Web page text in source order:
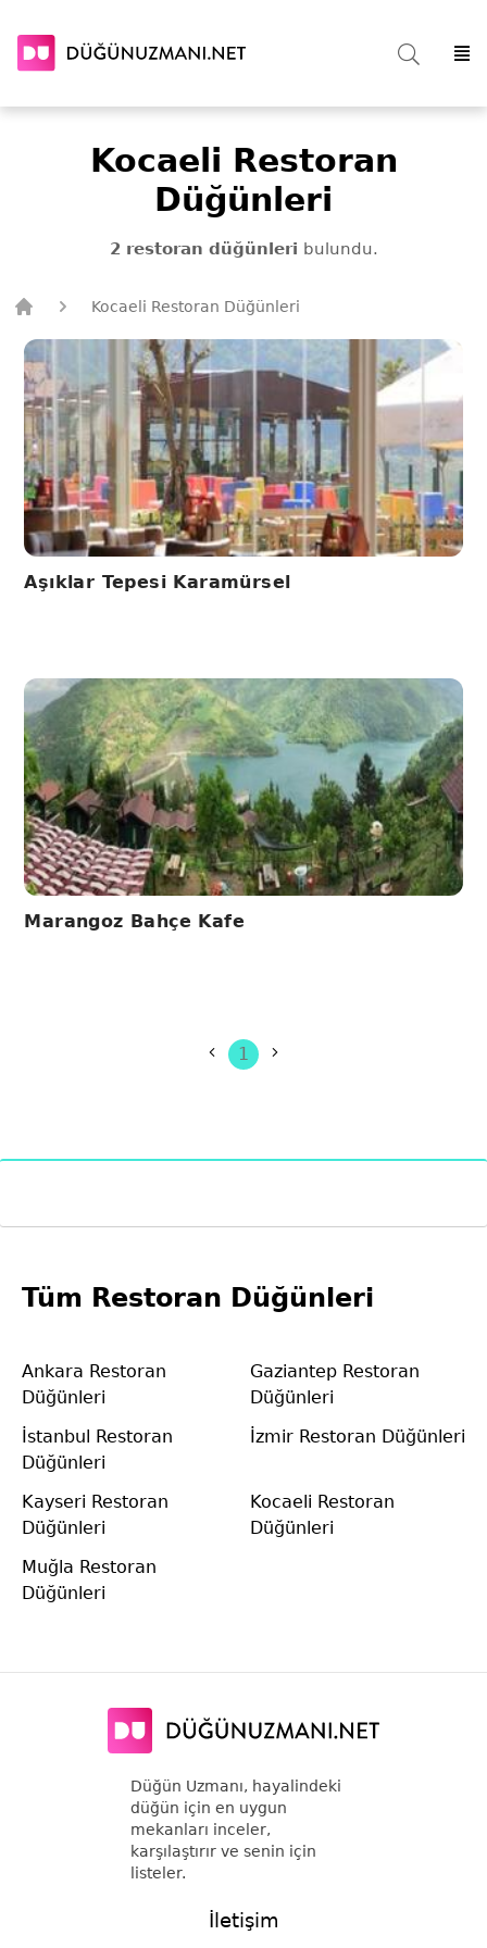
Kocaeli Restoran
Düğünleri
2 restoran düğünleri bulundu.
Kocaeli Restoran Düğünleri
Aşıklar Tepesi Karamürsel
Marangoz Bahçe Kafe
1
Tüm Restoran Düğünleri
Ankara Restoran
Düğünleri
Gaziantep Restoran
Düğünleri
İstanbul Restoran
Düğünleri
İzmir Restoran Düğünleri
Kayseri Restoran
Düğünleri
Kocaeli Restoran
Düğünleri
Muğla Restoran
Düğünleri
Düğün Uzmanı, hayalindeki
düğün için en uygun
mekanları inceler,
karşılaştırır ve senin için
listeler.
İletişim